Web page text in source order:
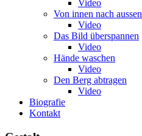
Video
Von innen nach aussen
Video
Das Bild überspannen
Video
Hände waschen
Video
Den Berg abtragen
Video
Biografie
Kontakt